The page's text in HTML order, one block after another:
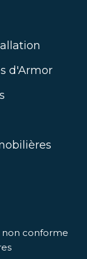
d'Armor
non conforme